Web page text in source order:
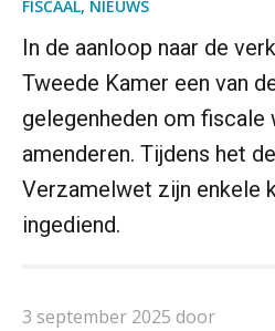
FISCAAL, NIEUWS
In de aanloop naar de
Tweede Kamer een van
gelegenheden om fiscale
amenderen. Tijdens het
Verzamelwet zijn enkele
ingediend.
3 september 2025 door
de
met